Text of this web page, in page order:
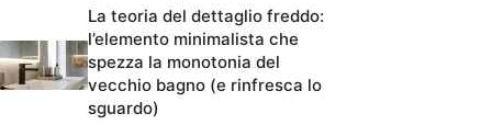
La teoria del dettaglio freddo:
l’elemento minimalista che
spezza la monotonia del
vecchio bagno (e rinfresca lo
sguardo)